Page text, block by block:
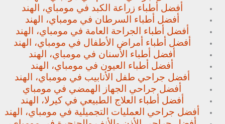
أفضل أطباء زراعة الكبد في مومباي، الهند
أفضل أطباء السرطان في مومباي، الهند
أفضل أطباء الجراحة العامة في مومباي، الهند
أفضل أطباء أمراض الأطفال في مومباي، الهند
أفضل أطباء الأسنان في مومباي، الهند
أفضل أطباء العيون في مومباي، الهند
أفضل جراحي طفل الأنابيب في مومباي، الهند
أفضل جراحي الجهاز الهمضي في مومباي
أفضل أطباء العلاج الطبيعي في كيرلا، الهند
أفضل جراحي العمليات التجميلية في مومباي، الهند